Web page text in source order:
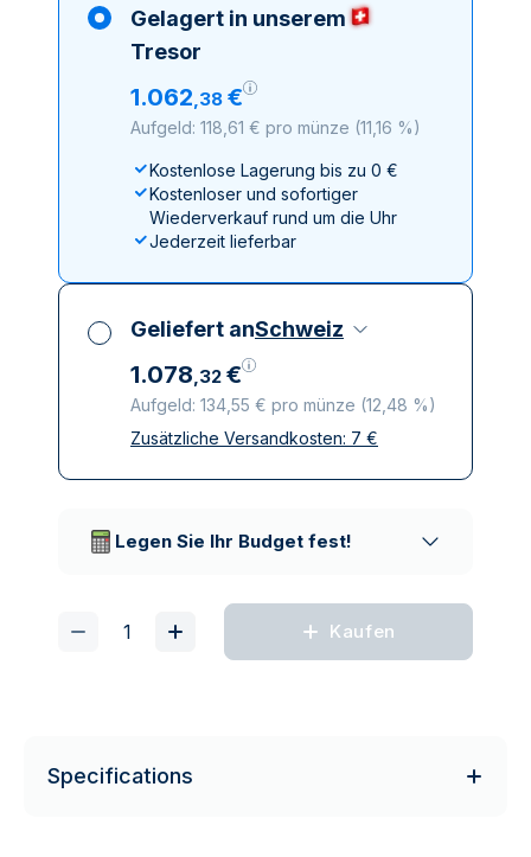
Gelagert in unserem
Tresor
1.062,38 €
Aufgeld: 118,61 € pro münze (11,16 %)
Kostenlose Lagerung bis zu 0 €
Kostenloser und sofortiger
Wiederverkauf rund um die Uhr
Jederzeit lieferbar
Geliefert anSchweiz
1.078,32 €
Aufgeld: 134,55 € pro münze (12,48 %)
Alle Steuern inbegriffen
Zusätzliche Versandkosten: 7 €
Legen Sie Ihr Budget fest!
Kaufen
Specifications